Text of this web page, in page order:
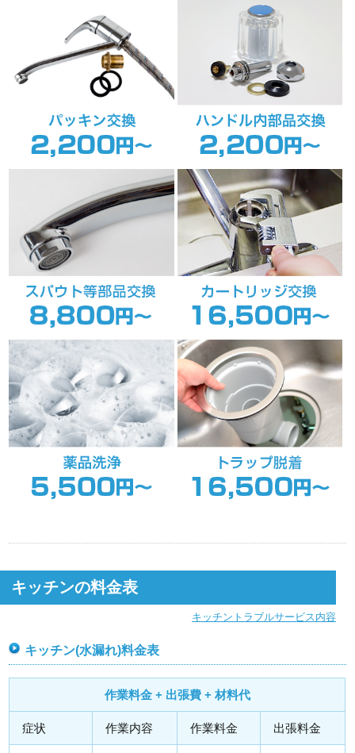
キッチンの料金表
キッチントラブルサービス内容
キッチン(水漏れ)料金表
作業料金 + 出張費 + 材料代
症状 作業内容 作業料金 出張料金